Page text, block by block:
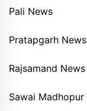
Pali News
Pratapgarh News
Rajsamand News
Sawai Madhopur